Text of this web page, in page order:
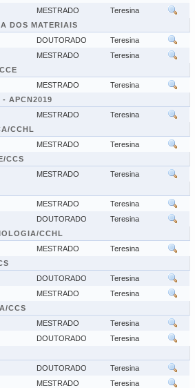
MESTRADO
Teresina
DOS MATERIAIS
DOUTORADO
Teresina
MESTRADO
Teresina
MESTRADO
Teresina
APCN2019
MESTRADO
Teresina
CCHL
MESTRADO
Teresina
CCS
MESTRADO
Teresina
MESTRADO
Teresina
DOUTORADO
Teresina
CCHL
MESTRADO
Teresina
DOUTORADO
Teresina
MESTRADO
Teresina
CCS
MESTRADO
Teresina
DOUTORADO
Teresina
DOUTORADO
Teresina
MESTRADO
Teresina